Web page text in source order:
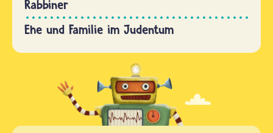
Rabbiner
Ehe und Familie im Judentum